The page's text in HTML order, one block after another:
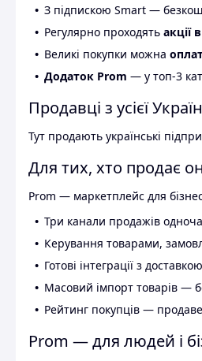
З підпискою Smart —
Регулярно проходять акції
Великі покупки можна
Додаток Prom — у топ-3
Продавці з усієї
Тут продають українські
Для тих, хто продає
Prom — маркетплейс для
Три канали продажів
Керування товарами,
Готові інтеграції з
Масовий імпорт товарів —
Рейтинг покупців —
Prom — для людей і